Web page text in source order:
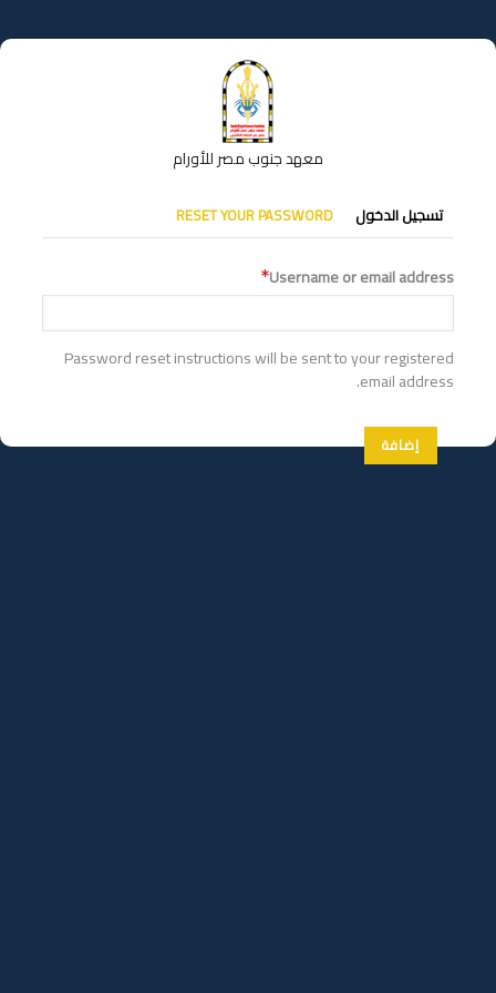
إلى
المحتوى
معهد جنوب مصر للأورام
التبويبات
الأساسية
تسجيل الدخول RESET YOUR PASSWORD
Username or email address
Password reset instructions will be sent to your registered
email address.